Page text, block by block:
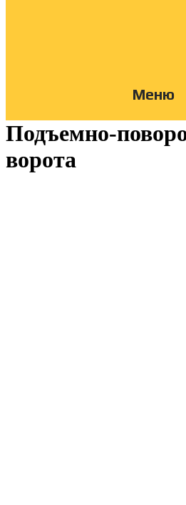
Меню
Подъемно-
ворота